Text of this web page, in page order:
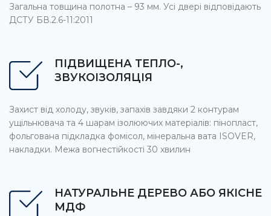
Загальна товщина полотна – 93 мм. Усі двері відповідають
ДСТУ БВ.2.6-11:2011
ПІДВИЩЕНА ТЕПЛО-,
ЗВУКОІЗОЛЯЦІЯ
Захист від холоду, звуків, запахів завдяки 2 контурам
ущільнювача та 4 шарам ізолюючих матеріалів: пінопласт,
фольгована підкладка фомісол, мінеральна вата ISOVER,
накладки. Межа вогнестійкості 30 хвилин
НАТУРАЛЬНЕ ДЕРЕВО АБО ЯКІСНЕ
МДФ